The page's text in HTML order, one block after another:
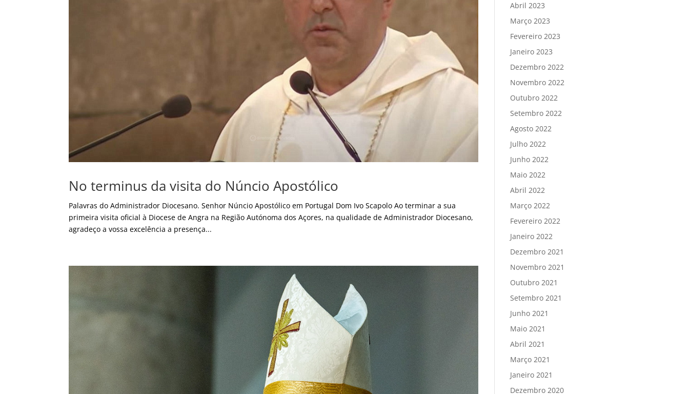
No terminus da visita do Núncio Apostólico
Palavras do Administrador Diocesano. Senhor Núncio Apostólico em Portugal Dom Ivo Scapolo Ao terminar a sua
primeira visita oficial à Diocese de Angra na Região Autónoma dos Açores, na qualidade de Administrador Diocesano,
agradeço a vossa excelência a presença...
Abril 2023
Março 2023
Fevereiro 2023
Janeiro 2023
Dezembro 2022
Novembro 2022
Outubro 2022
Setembro 2022
Agosto 2022
Julho 2022
Junho 2022
Maio 2022
Abril 2022
Março 2022
Fevereiro 2022
Janeiro 2022
Dezembro 2021
Novembro 2021
Outubro 2021
Setembro 2021
Junho 2021
Maio 2021
Abril 2021
Março 2021
Janeiro 2021
Dezembro 2020